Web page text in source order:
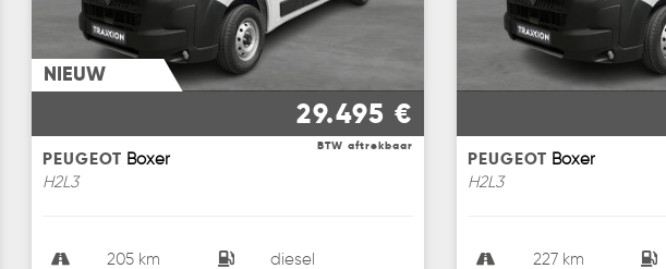
NIEUW
29.495 €
BTW aftrekbaar
PEUGEOT Boxer
H2L3
205 km diesel
PEUGEOT Boxer
H2L3
227 km